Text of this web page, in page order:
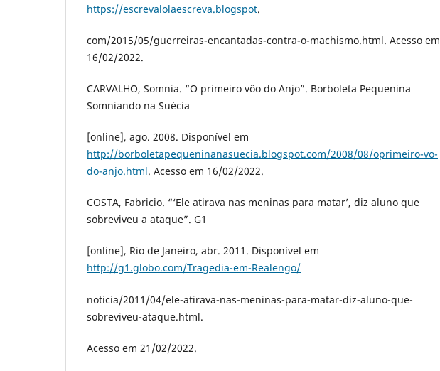
https://escrevalolaescreva.blogspot.
com/2015/05/guerreiras-encantadas-contra-o-machismo.html. Acesso em
16/02/2022.
CARVALHO, Somnia. “O primeiro vôo do Anjo”. Borboleta Pequenina
Somniando na Suécia
[online], ago. 2008. Disponível em
http://borboletapequeninanasuecia.blogspot.com/2008/08/oprimeiro-vo-
do-anjo.html. Acesso em 16/02/2022.
COSTA, Fabricio. “‘Ele atirava nas meninas para matar’, diz aluno que
sobreviveu a ataque”. G1
[online], Rio de Janeiro, abr. 2011. Disponível em
http://g1.globo.com/Tragedia-em-Realengo/
noticia/2011/04/ele-atirava-nas-meninas-para-matar-diz-aluno-que-
sobreviveu-ataque.html.
Acesso em 21/02/2022.